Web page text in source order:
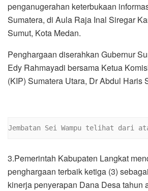
penganugerahan keterbukaan
Sumatera, di Aula Raja Inal Siregar
Sumut, Kota Medan.
Penghargaan diserahkan Gubernur
Edy Rahmayadi bersama Ketua
(KIP) Sumatera Utara, Dr Abdul Haris
Jembatan Sei Wampu telihat dari
3.Pemerintah Kabupaten Langkat
penghargaan terbaik ketiga (3)
kinerja penyerapan Dana Desa tahun